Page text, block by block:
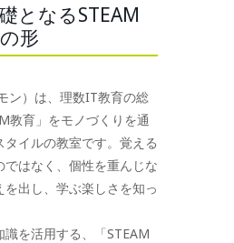
となるSTEAM
形
ン）は、理数IT教育の総
教育」をモノづくりを通
タイルの教室です。覚える
ではなく、個性を重んじな
を出し、学ぶ楽しさを知っ
を活用する、「STEAM